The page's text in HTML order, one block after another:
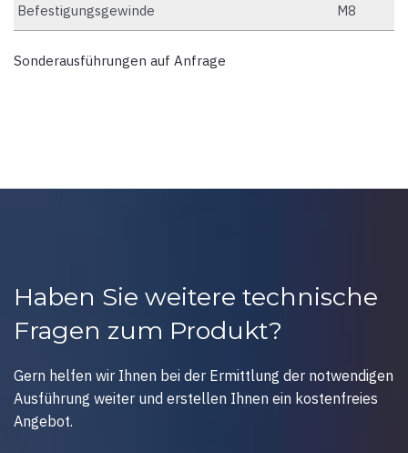
Befestigungsgewinde M8
Sonderausführungen auf Anfrage
Haben Sie weitere technische
Fragen zum Produkt?
Gern helfen wir Ihnen bei der Ermittlung der notwendigen
Ausführung weiter und erstellen Ihnen ein kostenfreies
Angebot.